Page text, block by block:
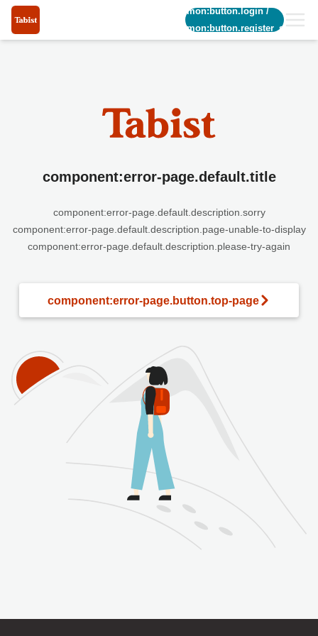
common:button.login/
common:button.register_short
component:error-page.default.title
component:error-page.default.description.sorry
component:error-page.default.description.page-unable-to-display
component:error-page.default.description.please-try-again
component:error-page.button.top-page